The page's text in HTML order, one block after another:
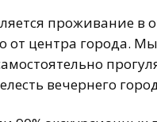
проживание в
от центра города.
вечернего